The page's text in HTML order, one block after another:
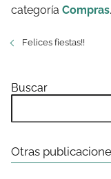
categoría Compras.
Felices fiestas!!
Buscar
Otras